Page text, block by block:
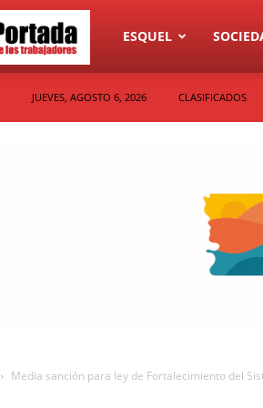
Diario
La
ESQUEL
JUEVES, AGOSTO 6, 2026 CLASIFICADOS
Media sanción para ley de Fortalecimiento del